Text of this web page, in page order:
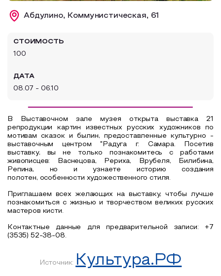
Образовательный туризм
Абдулино, Коммунистическая, 61
СТОИМОСТЬ
100
ДАТА
08.07 - 06.10
В Выставочном зале музея открыта выставка 21
репродукции картин известных русских художников по
мотивам сказок и былин, предоставленные культурно -
выставочным центром "Радуга г. Самара. Посетив
выставку, вы не только познакомитесь с работами
живописцев: Васнецова, Рериха, Врубеля, Билибина,
Репина, но и узнаете историю создания
полотен, особенности художественного стиля.
Приглашаем всех желающих на выставку, чтобы лучше
познакомиться с жизнью и творчеством великих русских
мастеров кисти.
Контактные данные для предварительной записи: +7
(3535) 52-38-08.
Источник: Культура.РФ